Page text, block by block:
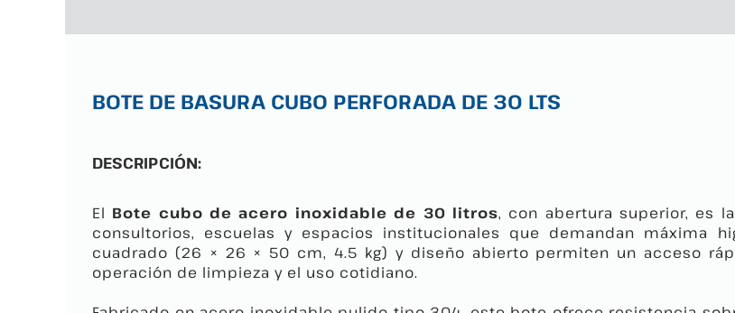
BOTE DE BASURA CUBO PERFORADA DE 30 LTS
DESCRIPCIÓN:
El Bote cubo de acero inoxidable de 30 litros, con abertura superior, es
consultorios, escuelas y espacios institucionales que demandan máxima
cuadrado (26 × 26 × 50 cm, 4.5 kg) y diseño abierto permiten un acceso
operación de limpieza y el uso cotidiano.